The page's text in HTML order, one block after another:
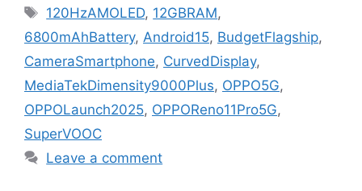
Tags
120HzAMOLED, 12GBRAM,
6800mAhBattery, Android15, BudgetFlagship,
CameraSmartphone, CurvedDisplay,
MediaTekDimensity9000Plus, OPPO5G,
OPPOLaunch2025, OPPOReno11Pro5G,
SuperVOOC
Leave a comment